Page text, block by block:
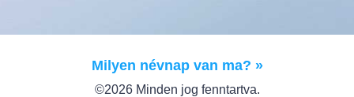
Milyen névnap van ma? »
©2026 Minden jog fenntartva.